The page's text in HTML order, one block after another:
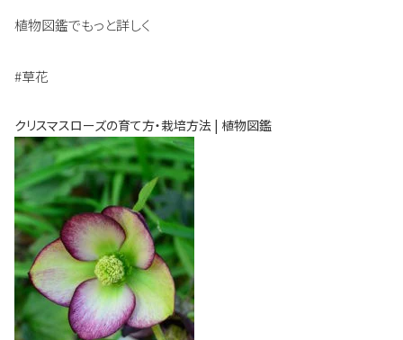
植物図鑑でもっと詳しく
#草花
クリスマスローズの育て方・栽培方法 | 植物図鑑